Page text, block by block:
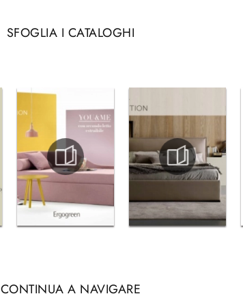
SFOGLIA I CATALOGHI
CONTINUA A NAVIGARE